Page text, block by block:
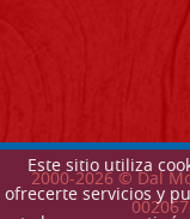
Este sitio utiliza
ofrecerte servicios y
2000-2026© Dal